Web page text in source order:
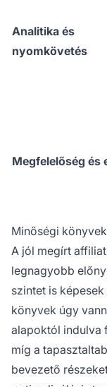
Analitika és
nyomkövetés
Megfelelőség és
Minőségi
A jól megírt
legnagyobb
szintet is
könyvek úgy
alapoktól indulva
míg a
bevezető